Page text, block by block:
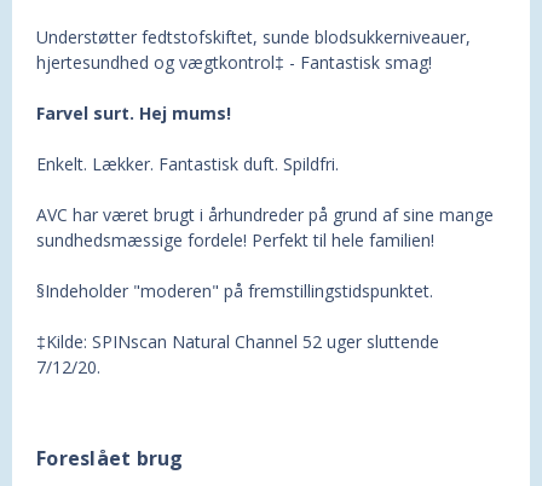
Understøtter fedtstofskiftet, sunde blodsukkerniveauer,
hjertesundhed og vægtkontrol‡ - Fantastisk smag!
Farvel surt. Hej mums!
Enkelt. Lækker. Fantastisk duft. Spildfri.
AVC har været brugt i århundreder på grund af sine mange
sundhedsmæssige fordele! Perfekt til hele familien!
§Indeholder "moderen" på fremstillingstidspunktet.
‡Kilde: SPINscan Natural Channel 52 uger sluttende
7/12/20.
Foreslået brug